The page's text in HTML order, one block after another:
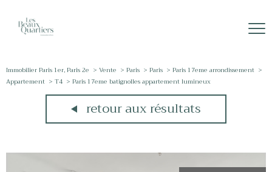
Immobilier Paris 1er, Paris 2e Vente Paris Paris
Paris 17eme arrondissement
Appartement
T4 Paris 17eme batignolles appartement lumineux
retour aux résultats